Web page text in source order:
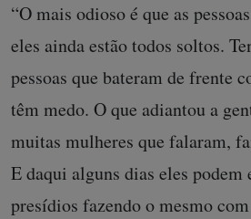
“O mais odioso é que as
eles ainda estão todos soltos.
pessoas que bateram de frente
têm medo. O que adiantou a
muitas mulheres que falaram,
E daqui alguns dias eles podem
presídios fazendo o mesmo